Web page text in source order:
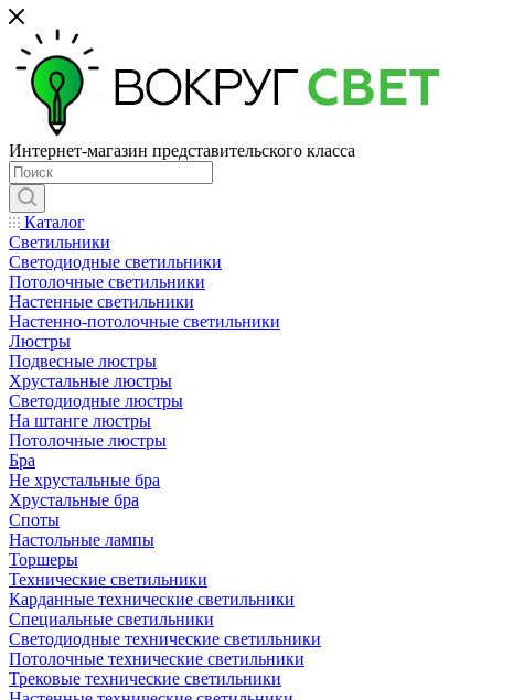
Интернет-магазин представительского класса
Каталог
Светильники
Светодиодные светильники
Потолочные светильники
Настенные светильники
Настенно-потолочные светильники
Люстры
Подвесные люстры
Хрустальные люстры
Светодиодные люстры
На штанге люстры
Потолочные люстры
Бра
Не хрустальные бра
Хрустальные бра
Споты
Настольные лампы
Торшеры
Технические светильники
Карданные технические светильники
Специальные светильники
Светодиодные технические светильники
Потолочные технические светильники
Трековые технические светильники